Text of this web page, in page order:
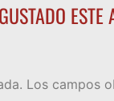
ESTE
Los campos